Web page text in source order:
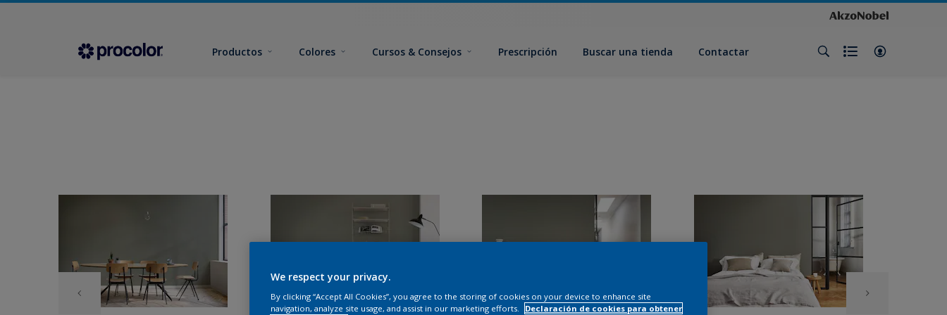
Productos Colores Cursos & Consejos Prescripción Buscar una tienda Contactar
We respect your privacy.
By clicking “Accept All Cookies”, you agree to the storing of cookies on your device to enhance site
navigation, analyze site usage, and assist in our marketing efforts.
Declaración de cookies para obtener